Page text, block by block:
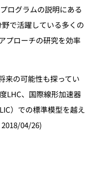
ログラムの説明にある
で活躍している多くの
プローチの研究を効率
来の可能性も探ってい
LHC、国際線形加速器
）での標準模型を越え
04/26)